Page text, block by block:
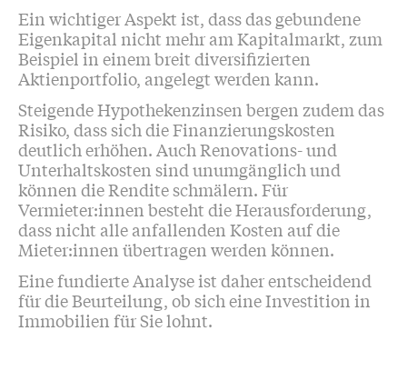
Ein wichtiger Aspekt ist, dass das gebundene
Eigenkapital nicht mehr am Kapitalmarkt, zum
Beispiel in einem breit diversifizierten
Aktienportfolio, angelegt werden kann.
Steigende Hypothekenzinsen bergen zudem das
Risiko, dass sich die Finanzierungskosten
deutlich erhöhen. Auch Renovations- und
Unterhaltskosten sind unumgänglich und
können die Rendite schmälern. Für
Vermieter:innen besteht die Herausforderung,
dass nicht alle anfallenden Kosten auf die
Mieter:innen übertragen werden können.
Eine fundierte Analyse ist daher entscheidend
für die Beurteilung, ob sich eine Investition in
Immobilien für Sie lohnt.